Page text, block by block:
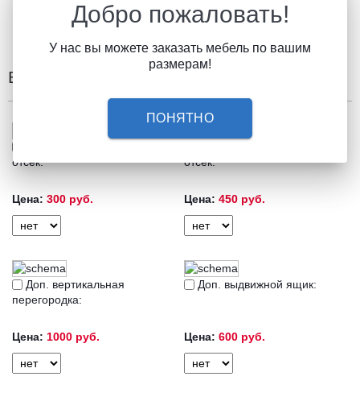
Шампань матовая Бронза матовая
Выберите дополнительные элементы:
отсек:
Цена: 300 руб.
отсек:
Цена: 450 руб.
Доп. вертикальная
перегородка:
Цена: 1000 руб.
Доп. выдвижной ящик:
Цена: 600 руб.
Добро пожаловать!
У нас вы можете заказать мебель по вашим
размерам!
ПОНЯТНО